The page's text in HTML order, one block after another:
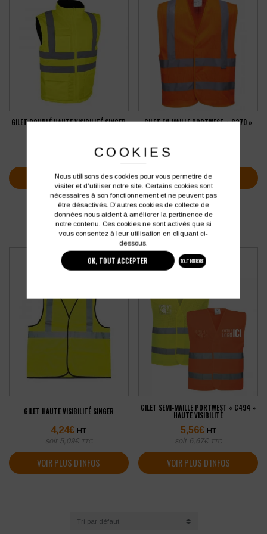
GILET DOUBLÉ HAUTE VISIBILITÉ SINGER
VOIR PLUS D'INFOS
GILET EN MAILLE PORTWEST « C370 »
VOIR PLUS D'INFOS
GILET HAUTE VISIBILITÉ SINGER
4,24€ HT
soit 5,09€ TTC
VOIR PLUS D'INFOS
GILET SEMI-MAILLE PORTWEST « C494 »
HAUTE VISIBILITÉ
5,56€ HT
soit 6,67€ TTC
VOIR PLUS D'INFOS
COOKIES
Nous utilisons des cookies pour vous permettre de
visiter et d'utiliser notre site. Certains cookies sont
nécessaires à son fonctionnement et ne peuvent pas
être désactivés. D'autres cookies de collecte de
données nous aident à améliorer la pertinence de
notre contenu. Ces cookies ne sont activés que si
vous consentez à leur utilisation en cliquant ci-
dessous.
OK, TOUT ACCEPTER TOUT INTERDIRE